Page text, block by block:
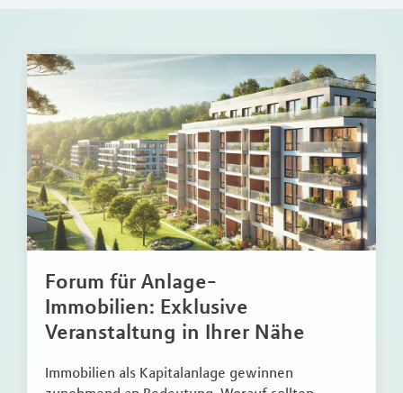
Forum für Anlage-
Immobilien: Exklusive
Veranstaltung in Ihrer Nähe
Immobilien als Kapitalanlage gewinnen